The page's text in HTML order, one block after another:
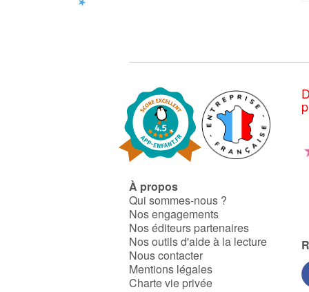
À propos
Qui sommes-nous ?
Nos engagements
Nos éditeurs partenaires
Nos outils d'aide à la lecture
Nous contacter
Mentions légales
Charte vie privée